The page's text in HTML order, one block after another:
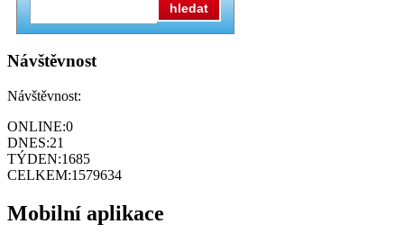
hledat
Návštěvnost
Návštěvnost:
ONLINE:0
DNES:21
TÝDEN:1685
CELKEM:1579634
Mobilní aplikace